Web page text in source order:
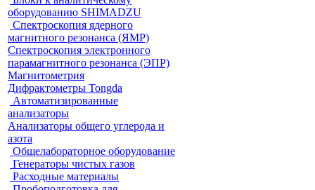
оборудованию SHIMADZU
Спектроскопия ядерного
магнитного резонанса (ЯМР)
Спектроскопия электронного
парамагнитного резонанса (ЭПР)
Магнитометрия
Дифрактометры Tongda
Автоматизированные
анализаторы
Анализаторы общего углерода и
азота
Общелабораторное оборудование
Генераторы чистых газов
Расходные материалы